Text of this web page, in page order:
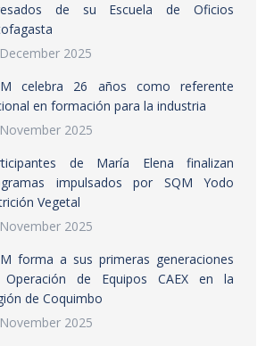
de su Escuela de Oficios
2025
celebra 26 años como referente
en formación para la industria
2025
de María Elena finalizan
impulsados por SQM Yodo
Vegetal
2025
forma a sus primeras generaciones
de Equipos CAEX en la
de Coquimbo
2025